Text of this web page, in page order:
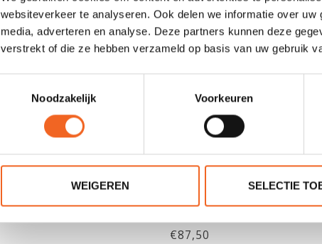
websiteverkeer te analyseren. Ook delen we informatie over
media, adverteren en analyse. Deze partners kunnen deze
verstrekt of die ze hebben verzameld op basis van uw gebruik
Noodzakelijk
Voorkeuren
WEIGEREN SELECTIE
€87,50